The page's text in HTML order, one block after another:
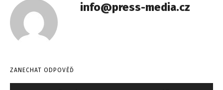
info@press-media.cz
ZANECHAT ODPOVĚĎ